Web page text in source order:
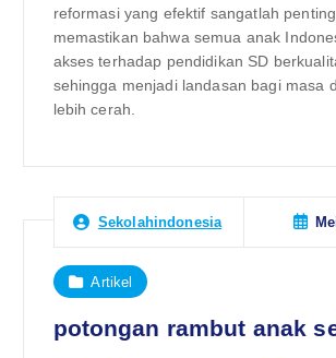
reformasi yang efektif sangatlah
memastikan bahwa semua anak
akses terhadap pendidikan SD
sehingga menjadi landasan bagi masa
lebih cerah.
Sekolahindonesia
Artikel
potongan rambut anak